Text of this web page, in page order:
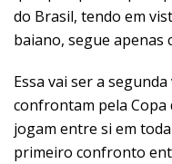
do Brasil, tendo em
baiano, segue apenas
Essa vai ser a
confrontam pela Copa
jogam entre si em
primeiro confronto